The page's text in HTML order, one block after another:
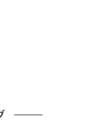
人々とは、特